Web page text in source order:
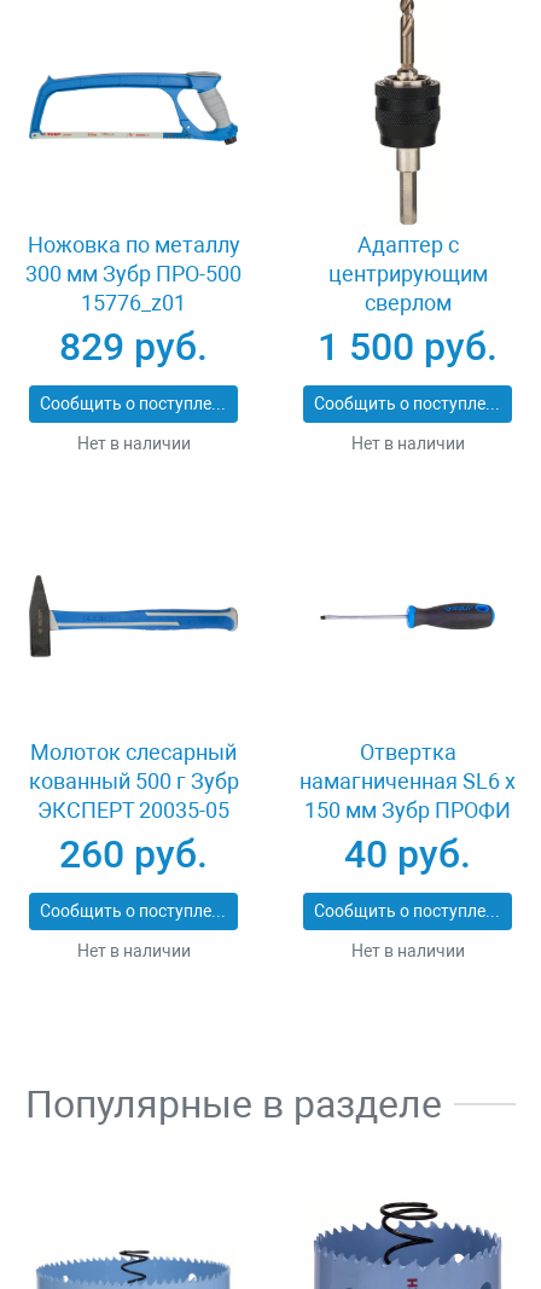
Ножовка по металлу
300 мм Зубр ПРО-500
15776_z01
829 руб.
Сообщить о поступлении
Нет в наличии
Адаптер c
центрирующим
сверлом
шестигранный
хвостовик 8 мм
Bosch Power Change
2608584814
1 500 руб.
Сообщить о поступлении
Нет в наличии
Молоток слесарный
кованный 500 г Зубр
ЭКСПЕРТ 20035-05
260 руб.
Сообщить о поступлении
Нет в наличии
Отвертка
намагниченная SL6 x
150 мм Зубр ПРОФИ
25231-6.0-150
40 руб.
Сообщить о поступлении
Нет в наличии
Популярные в разделе